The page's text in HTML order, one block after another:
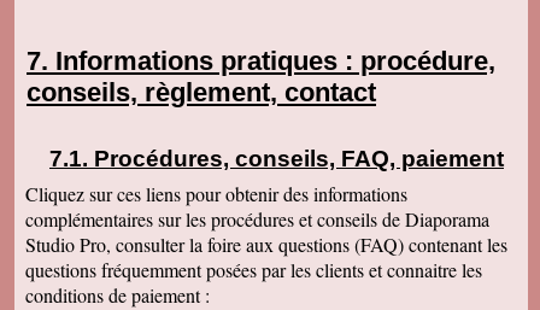
Informations pratiques : procédure,
conseils, règlement, contact
Procédures, conseils, FAQ, paiement
Cliquez sur ces liens pour obtenir des informations
complémentaires sur les procédures et conseils de Diaporama
Studio Pro, consulter la foire aux questions (FAQ) contenant les
questions fréquemment posées par les clients et connaitre les
conditions de paiement :